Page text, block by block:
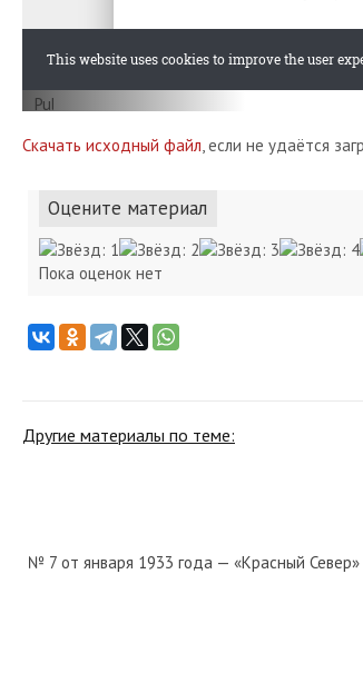
Скачать исходный файл, если не удаётся
Оцените материал
Пока оценок нет
Другие материалы по теме:
№ 7 от января 1933 года — «Красный Север»